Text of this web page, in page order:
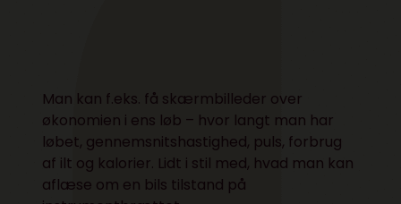
Man kan f.eks. få skærmbilleder over
økonomien i ens løb – hvor langt man har
løbet, gennemsnitshastighed, puls, forbrug
af ilt og kalorier. Lidt i stil med, hvad man kan
aflæse om en bils tilstand på